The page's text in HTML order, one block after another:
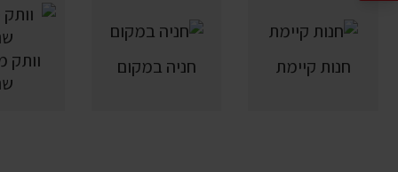
חנות קיימת חניה במקום